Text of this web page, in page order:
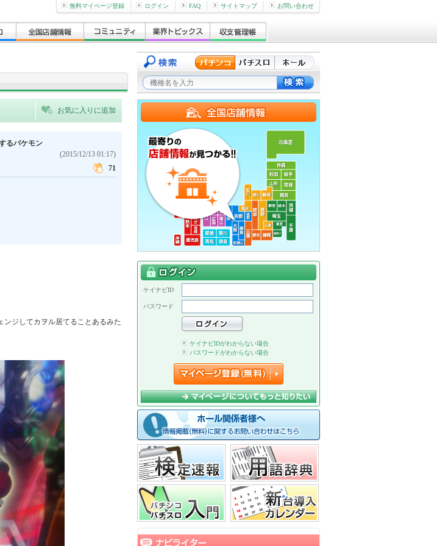
無料マイページ登録 ログイン FAQ サイトマップ お問い合わせ
お気に入りに追加
るバケモン
(2015/12/13 01:17)
71
ンジしてカヲル居てることあるみた
ケイナビID
パスワード
ケイナビIDがわからない場合
パスワードがわからない場合